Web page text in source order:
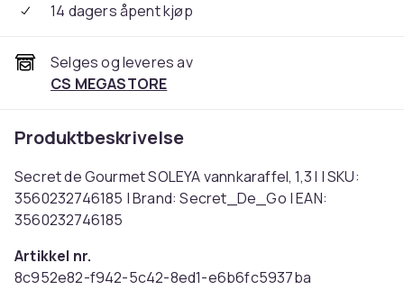
14 dagers åpent kjøp
Selges og leveres av
CS MEGASTORE
Produktbeskrivelse
Secret de Gourmet SOLEYA vannkaraffel, 1,3 l | SKU:
3560232746185 | Brand: Secret_De_Go | EAN:
3560232746185
Artikkel nr.
8c952e82-f942-5c42-8ed1-e6b6fc5937ba